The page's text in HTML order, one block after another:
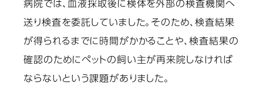
病院では、血液採取後に検体を外部の検査機関へ
送り検査を委託していました。そのため、検査結果
が得られるまでに時間がかかることや、検査結果の
確認のためにペットの飼い主が再来院しなければ
ならないという課題がありました。